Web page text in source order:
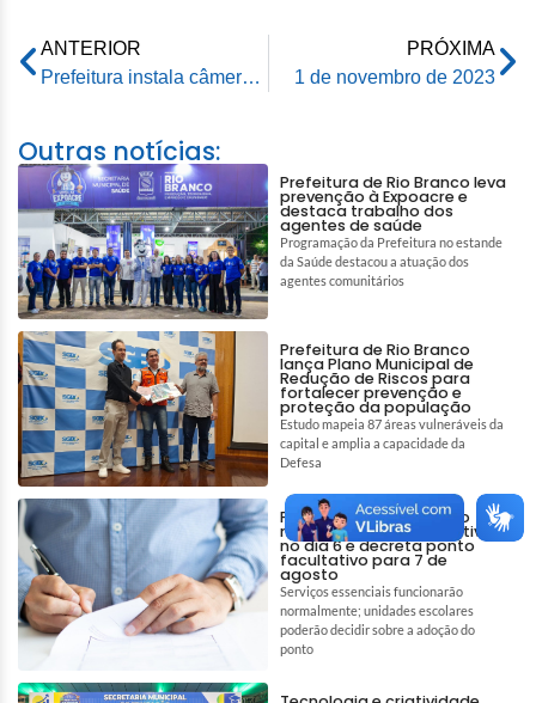
ANTERIOR
Prefeitura instala câmeras de monitoramento no cemitério São João Batista
PRÓXIMA
1 de novembro de 2023
Outras notícias:
Prefeitura de Rio Branco leva
prevenção à Expoacre e
destaca trabalho dos
agentes de saúde
Programação da Prefeitura no estande
da Saúde destacou a atuação dos
agentes comunitários
Prefeitura de Rio Branco
lança Plano Municipal de
Redução de Riscos para
fortalecer prevenção e
proteção da população
Estudo mapeia 87 áreas vulneráveis da
capital e amplia a capacidade da
Defesa
Prefeitura de Rio Branco
mantém ponto facultativo
no dia 6 e decreta ponto
facultativo para 7 de
agosto
Serviços essenciais funcionarão
normalmente; unidades escolares
poderão decidir sobre a adoção do
ponto